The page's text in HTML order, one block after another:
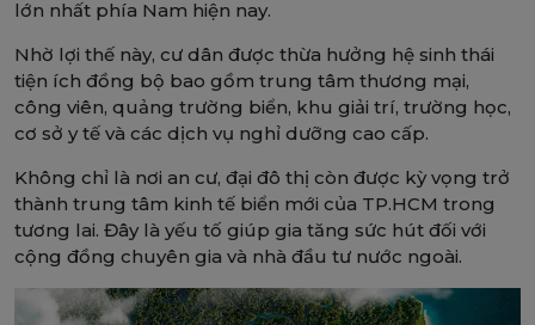
lớn nhất phía Nam hiện nay.
Nhờ lợi thế này, cư dân được thừa hưởng hệ sinh thái
tiện ích đồng bộ bao gồm trung tâm thương mại,
công viên, quảng trường biển, khu giải trí, trường học,
cơ sở y tế và các dịch vụ nghỉ dưỡng cao cấp.
Không chỉ là nơi an cư, đại đô thị còn được kỳ vọng trở
thành trung tâm kinh tế biển mới của TP.HCM trong
tương lai. Đây là yếu tố giúp gia tăng sức hút đối với
cộng đồng chuyên gia và nhà đầu tư nước ngoài.